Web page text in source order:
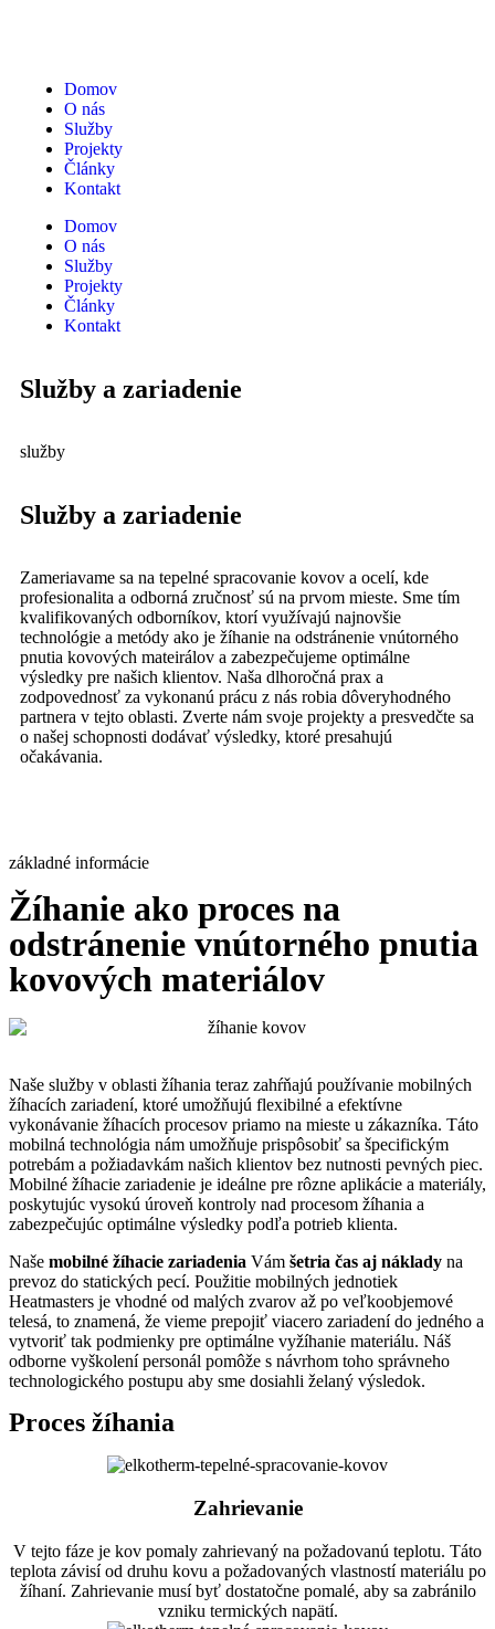
Domov
O nás
Služby
Projekty
Články
Kontakt
Domov
O nás
Služby
Projekty
Články
Kontakt
Služby a zariadenie
služby
Služby a zariadenie
Zameriavame sa na tepelné spracovanie kovov a ocelí, kde
profesionalita a odborná zručnosť sú na prvom mieste. Sme tím
kvalifikovaných odborníkov, ktorí využívajú najnovšie
technológie a metódy ako je žíhanie na odstránenie vnútorného
pnutia kovových mateirálov a zabezpečujeme optimálne
výsledky pre našich klientov. Naša dlhoročná prax a
zodpovednosť za vykonanú prácu z nás robia dôveryhodného
partnera v tejto oblasti. Zverte nám svoje projekty a presvedčte sa
o našej schopnosti dodávať výsledky, ktoré presahujú
očakávania.
základné informácie
Žíhanie ako proces na
odstránenie vnútorného pnutia
kovových materiálov
Naše služby v oblasti žíhania teraz zahŕňajú používanie mobilných
žíhacích zariadení, ktoré umožňujú flexibilné a efektívne
vykonávanie žíhacích procesov priamo na mieste u zákazníka. Táto
mobilná technológia nám umožňuje prispôsobiť sa špecifickým
potrebám a požiadavkám našich klientov bez nutnosti pevných piec.
Mobilné žíhacie zariadenie je ideálne pre rôzne aplikácie a materiály,
poskytujúc vysokú úroveň kontroly nad procesom žíhania a
zabezpečujúc optimálne výsledky podľa potrieb klienta.
Naše mobilné žíhacie zariadenia Vám šetria čas aj náklady na
prevoz do statických pecí. Použitie mobilných jednotiek
Heatmasters je vhodné od malých zvarov až po veľkoobjemové
telesá, to znamená, že vieme prepojiť viacero zariadení do jedného a
vytvoriť tak podmienky pre optimálne vyžíhanie materiálu. Náš
odborne vyškolení personál pomôže s návrhom toho správneho
technologického postupu aby sme dosiahli želaný výsledok.
Proces žíhania
Zahrievanie
V tejto fáze je kov pomaly zahrievaný na požadovanú teplotu. Táto
teplota závisí od druhu kovu a požadovaných vlastností materiálu po
žíhaní. Zahrievanie musí byť dostatočne pomalé, aby sa zabránilo
vzniku termických napätí.